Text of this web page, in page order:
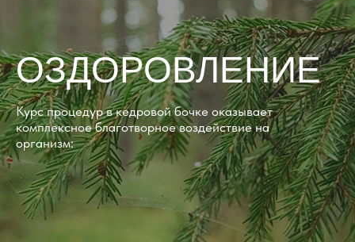
Восстанавливает упругость и эластичность
Оказывая омолаживающий эффект
Активно борется с проявлениями
целлюлита.
Помогает в избавлении от лишнего веса.